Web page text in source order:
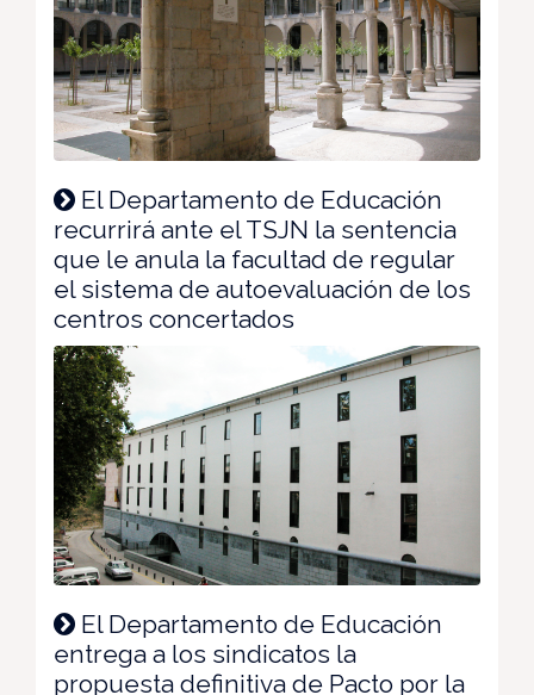
El Departamento de Educación
recurrirá ante el TSJN la sentencia
que le anula la facultad de regular
el sistema de autoevaluación de los
centros concertados
El Departamento de Educación
entrega a los sindicatos la
propuesta definitiva de Pacto por la